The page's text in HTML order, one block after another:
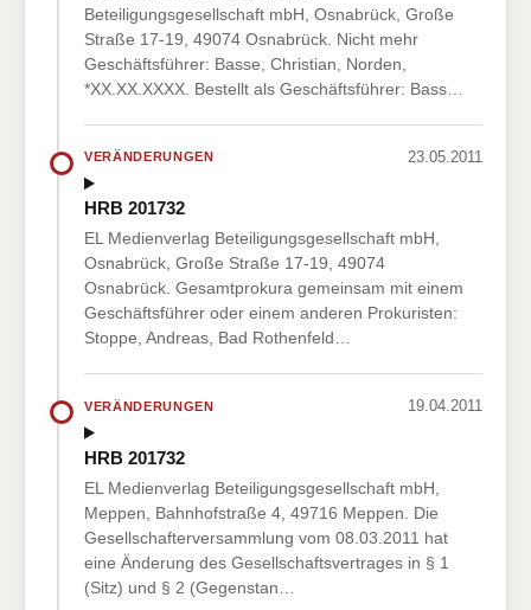
Beteiligungsgesellschaft mbH, Osnabrück, Große
Straße 17-19, 49074 Osnabrück. Nicht mehr
Geschäftsführer: Basse, Christian, Norden,
*XX.XX.XXXX. Bestellt als Geschäftsführer: Bass…
VERÄNDERUNGEN 23.05.2011
HRB 201732
EL Medienverlag Beteiligungsgesellschaft mbH,
Osnabrück, Große Straße 17-19, 49074
Osnabrück. Gesamtprokura gemeinsam mit einem
Geschäftsführer oder einem anderen Prokuristen:
Stoppe, Andreas, Bad Rothenfeld…
VERÄNDERUNGEN 19.04.2011
HRB 201732
EL Medienverlag Beteiligungsgesellschaft mbH,
Meppen, Bahnhofstraße 4, 49716 Meppen. Die
Gesellschafterversammlung vom 08.03.2011 hat
eine Änderung des Gesellschaftsvertrages in § 1
(Sitz) und § 2 (Gegenstan…